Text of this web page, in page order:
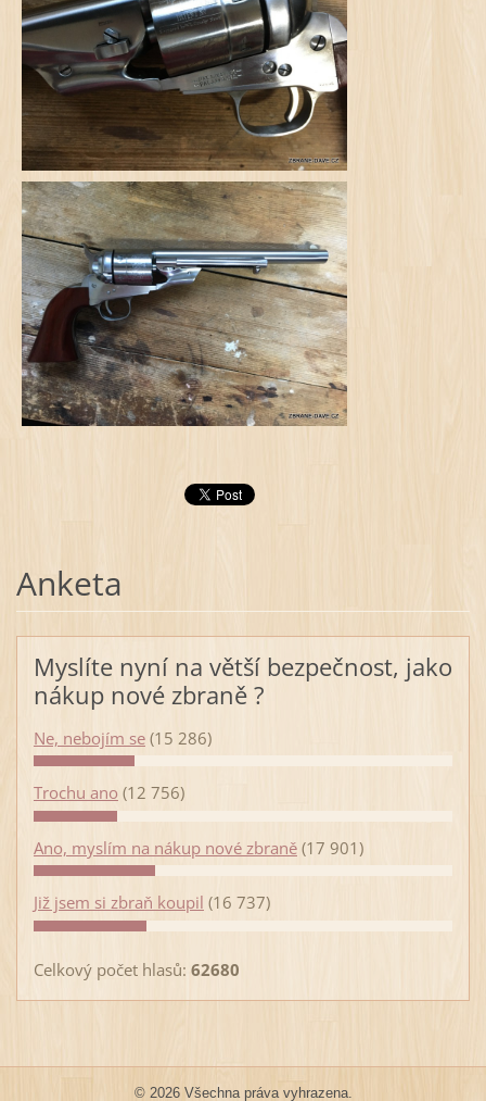
Anketa
Myslíte nyní na větší bezpečnost, jako
nákup nové zbraně ?
Ne, nebojím se (15 286)
Trochu ano (12 756)
Ano, myslím na nákup nové zbraně (17 901)
Již jsem si zbraň koupil (16 737)
Celkový počet hlasů: 62680
© 2026 Všechna práva vyhrazena.